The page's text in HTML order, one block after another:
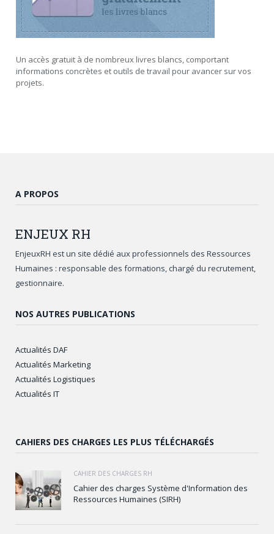
Un accès gratuit à de nombreux livres blancs, comportant
informations concrètes et outils de travail pour avancer sur vos
projets.
A PROPOS
ENJEUX RH
EnjeuxRH est un site dédié aux professionnels des Ressources
Humaines : responsable des formations, chargé du recrutement,
gestionnaire.
NOS AUTRES PUBLICATIONS
Actualités DAF
Actualités Marketing
Actualités Logistiques
Actualités IT
CAHIERS DES CHARGES LES PLUS TÉLÉCHARGÉS
CAHIER DES CHARGES RH
Cahier des charges Système d'Information des
Ressources Humaines (SIRH)